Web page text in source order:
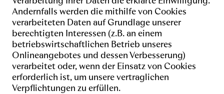
Andernfalls werden die mithilfe von Cookies
verarbeiteten Daten auf Grundlage unserer
berechtigten Interessen (z.B. an einem
betriebswirtschaftlichen Betrieb unseres
Onlineangebotes und dessen Verbesserung)
verarbeitet oder, wenn der Einsatz von Cookies
erforderlich ist, um unsere vertraglichen
Verpflichtungen zu erfüllen.